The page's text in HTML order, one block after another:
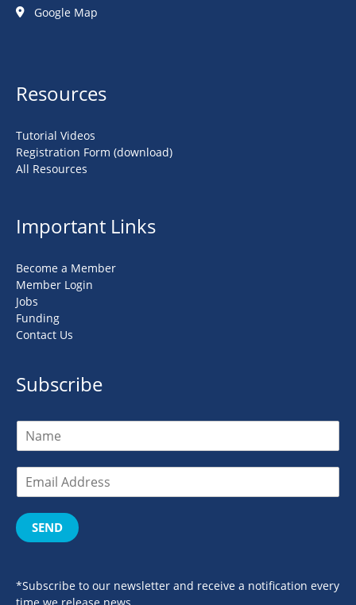
Google Map
Resources
Tutorial Videos
Registration Form (download)
All Resources
Important Links
Become a Member
Member Login
Jobs
Funding
Contact Us
Subscribe
SEND
*Subscribe to our newsletter and receive a notification every
time we release news